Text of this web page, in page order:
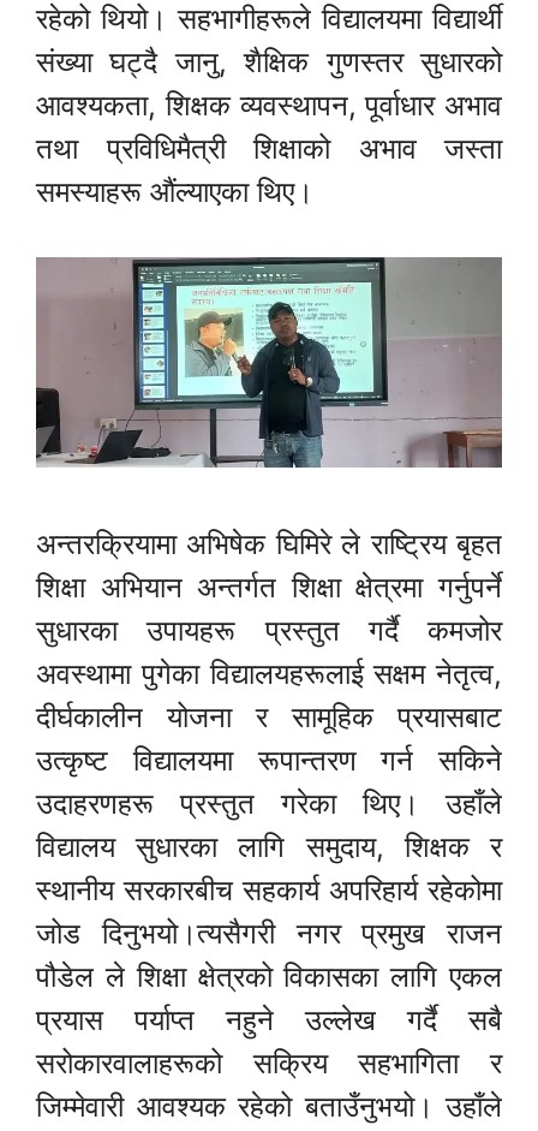
रहेको थियो। सहभागीहरूले विद्यालयमा विद्यार्थी
संख्या घट्दै जानु, शैक्षिक गुणस्तर सुधारको
आवश्यकता, शिक्षक व्यवस्थापन, पूर्वाधार अभाव
तथा प्रविधिमैत्री शिक्षाको अभाव जस्ता
समस्याहरू औंल्याएका थिए।
अन्तरक्रियामा अभिषेक घिमिरे ले राष्ट्रिय बृहत
शिक्षा अभियान अन्तर्गत शिक्षा क्षेत्रमा गर्नुपर्ने
सुधारका उपायहरू प्रस्तुत गर्दै कमजोर
अवस्थामा पुगेका विद्यालयहरूलाई सक्षम नेतृत्व,
दीर्घकालीन योजना र सामूहिक प्रयासबाट
उत्कृष्ट विद्यालयमा रूपान्तरण गर्न सकिने
उदाहरणहरू प्रस्तुत गरेका थिए। उहाँले
विद्यालय सुधारका लागि समुदाय, शिक्षक र
स्थानीय सरकारबीच सहकार्य अपरिहार्य रहेकोमा
जोड दिनुभयो।त्यसैगरी नगर प्रमुख राजन
पौडेल ले शिक्षा क्षेत्रको विकासका लागि एकल
प्रयास पर्याप्त नहुने उल्लेख गर्दै सबै
सरोकारवालाहरूको सक्रिय सहभागिता र
जिम्मेवारी आवश्यक रहेको बताउँनुभयो। उहाँले